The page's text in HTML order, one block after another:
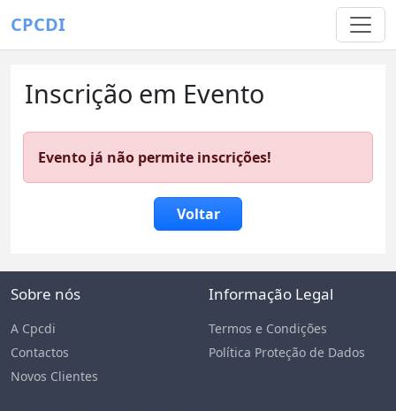
CPCDI
Inscrição em Evento
Evento já não permite inscrições!
Voltar
Sobre nós
A Cpcdi
Contactos
Novos Clientes
Informação Legal
Termos e Condições
Política Proteção de Dados